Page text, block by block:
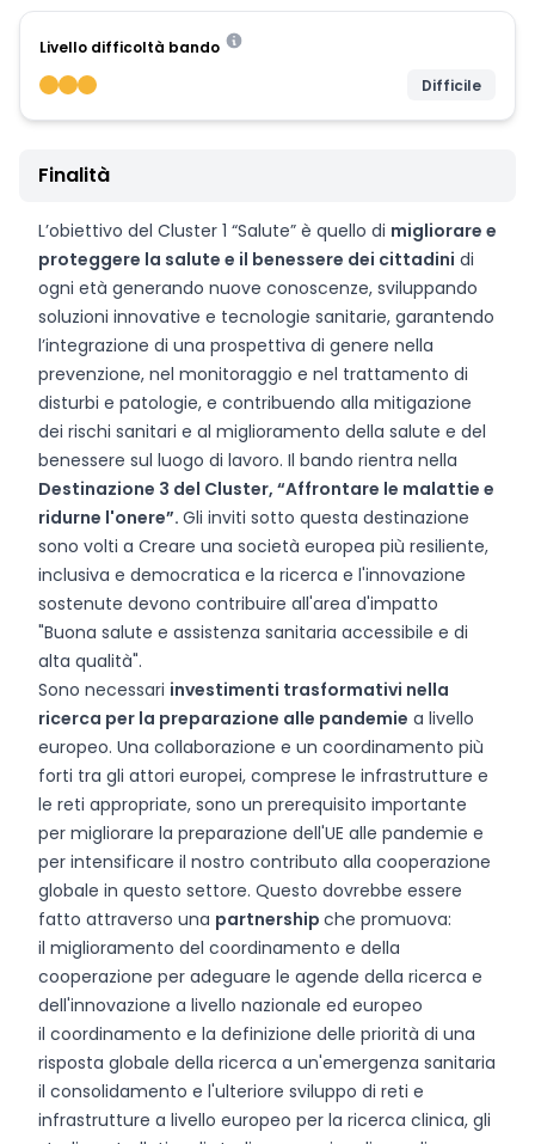
Livello difficoltà bando
Difficile
Finalità
L’obiettivo del Cluster 1 “Salute” è quello di migliorare e
proteggere la salute e il benessere dei cittadini di
ogni età generando nuove conoscenze, sviluppando
soluzioni innovative e tecnologie sanitarie, garantendo
l’integrazione di una prospettiva di genere nella
prevenzione, nel monitoraggio e nel trattamento di
disturbi e patologie, e contribuendo alla mitigazione
dei rischi sanitari e al miglioramento della salute e del
benessere sul luogo di lavoro. Il bando rientra nella
Destinazione 3 del Cluster, “Affrontare le malattie e
ridurne l'onere”. Gli inviti sotto questa destinazione
sono volti a Creare una società europea più resiliente,
inclusiva e democratica e la ricerca e l'innovazione
sostenute devono contribuire all'area d'impatto
"Buona salute e assistenza sanitaria accessibile e di
alta qualità".
Sono necessari investimenti trasformativi nella
ricerca per la preparazione alle pandemie a livello
europeo. Una collaborazione e un coordinamento più
forti tra gli attori europei, comprese le infrastrutture e
le reti appropriate, sono un prerequisito importante
per migliorare la preparazione dell'UE alle pandemie e
per intensificare il nostro contributo alla cooperazione
globale in questo settore. Questo dovrebbe essere
fatto attraverso una partnership che promuova:
il miglioramento del coordinamento e della
cooperazione per adeguare le agende della ricerca e
dell'innovazione a livello nazionale ed europeo
il coordinamento e la definizione delle priorità di una
risposta globale della ricerca a un'emergenza sanitaria
il consolidamento e l'ulteriore sviluppo di reti e
infrastrutture a livello europeo per la ricerca clinica, gli